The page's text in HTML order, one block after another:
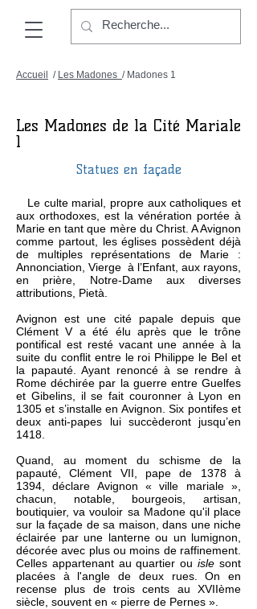
Accueil / Les Madones / Madones 1
Les Madones de la Cité Mariale
1
Statues en façade
Le culte marial, propre aux catholiques et
aux orthodoxes, est la vénération portée à
Marie en tant que mère du Christ. A Avignon
comme partout, les églises possèdent déjà
de multiples représentations de Marie :
Annonciation, Vierge à l’Enfant, aux rayons,
en prière, Notre-Dame aux diverses
attributions, Pietà.
Avignon est une cité papale depuis que
Clément V a été élu après que le trône
pontifical est resté vacant une année à la
suite du conflit entre le roi Philippe le Bel et
la papauté. Ayant renoncé à se rendre à
Rome déchirée par la guerre entre Guelfes
et Gibelins, il se fait couronner à Lyon en
1305 et s’installe en Avignon. Six pontifes et
deux anti-papes lui succèderont jusqu’en
1418.
Quand, au moment du schisme de la
papauté, Clément VII, pape de 1378 à
1394, déclare Avignon « ville mariale »,
chacun, notable, bourgeois, artisan,
boutiquier, va vouloir sa Madone qu'il place
sur la façade de sa maison, dans une niche
éclairée par une lanterne ou un lumignon,
décorée avec plus ou moins de raffinement.
Celles appartenant au quartier ouislesont
placées à l'angle de deux rues. On en
recense plus de trois cents au XVIIème
siècle, souvent en « pierre de Pernes ».